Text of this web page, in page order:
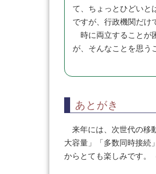
て、ちょっとひどいと
ですが、行政機関だけ
時に両立することが
が、そんなことを思う
あとがき
来年には、次世代の移
大容量」「多数同時接続
からとても楽しみです。